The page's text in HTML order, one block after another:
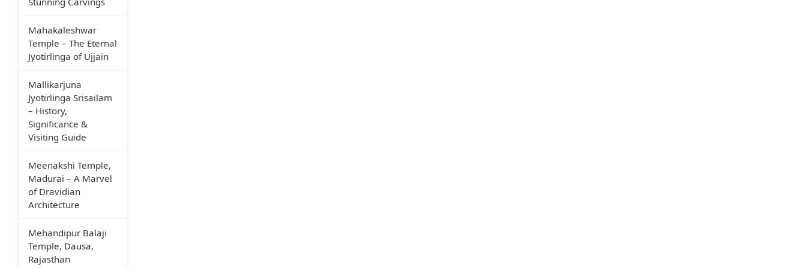
Mahakaleshwar
Temple – The Eternal
Jyotirlinga of Ujjain
Mallikarjuna
Jyotirlinga Srisailam
– History,
Significance &
Visiting Guide
Meenakshi Temple,
Madurai – A Marvel
of Dravidian
Architecture
Mehandipur Balaji
Temple, Dausa,
Rajasthan